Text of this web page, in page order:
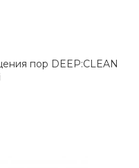
пор DEEP:CLEAN